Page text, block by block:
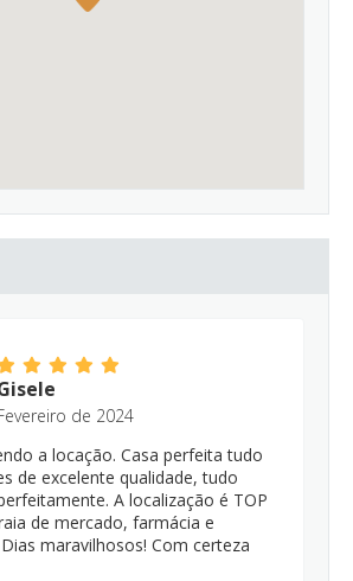
de 2024
a locação. Casa perfeita tudo
de excelente qualidade, tudo
A localização é TOP
de mercado, farmácia e
maravilhosos! Com certeza